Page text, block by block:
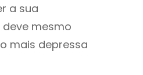
a sua
deve mesmo
mais depressa